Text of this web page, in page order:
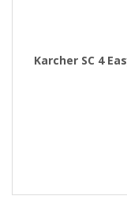
Karcher SC 4